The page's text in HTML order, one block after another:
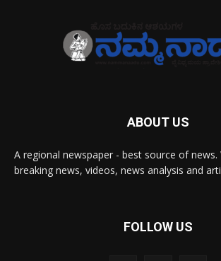
ABOUT US
A regional newspaper - best source of news.
breaking news, videos, news analysis and
FOLLOW US